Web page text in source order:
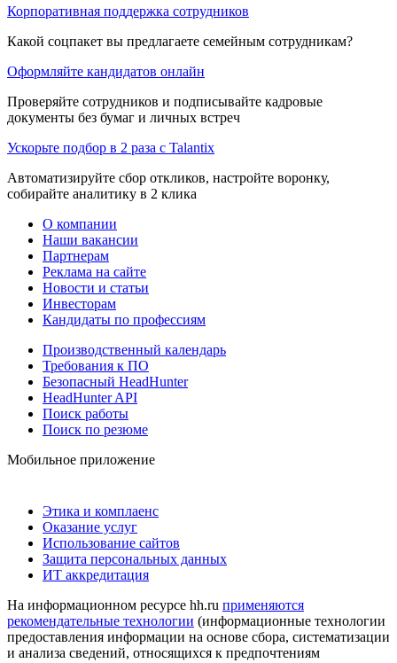
Корпоративная поддержка сотрудников
Какой соцпакет вы предлагаете семейным сотрудникам?
Оформляйте кандидатов онлайн
Проверяйте сотрудников и подписывайте кадровые
документы без бумаг и личных встреч
Ускорьте подбор в 2 раза с Talantix
Автоматизируйте сбор откликов, настройте воронку,
собирайте аналитику в 2 клика
О компании
Наши вакансии
Партнерам
Реклама на сайте
Новости и статьи
Инвесторам
Кандидаты по профессиям
Производственный календарь
Требования к ПО
Безопасный HeadHunter
HeadHunter API
Поиск работы
Поиск по резюме
Мобильное приложение
Этика и комплаенс
Оказание услуг
Использование сайтов
Защита персональных данных
ИТ аккредитация
На информационном ресурсе hh.ru применяются
рекомендательные технологии (информационные технологии
предоставления информации на основе сбора, систематизации
и анализа сведений, относящихся к предпочтениям